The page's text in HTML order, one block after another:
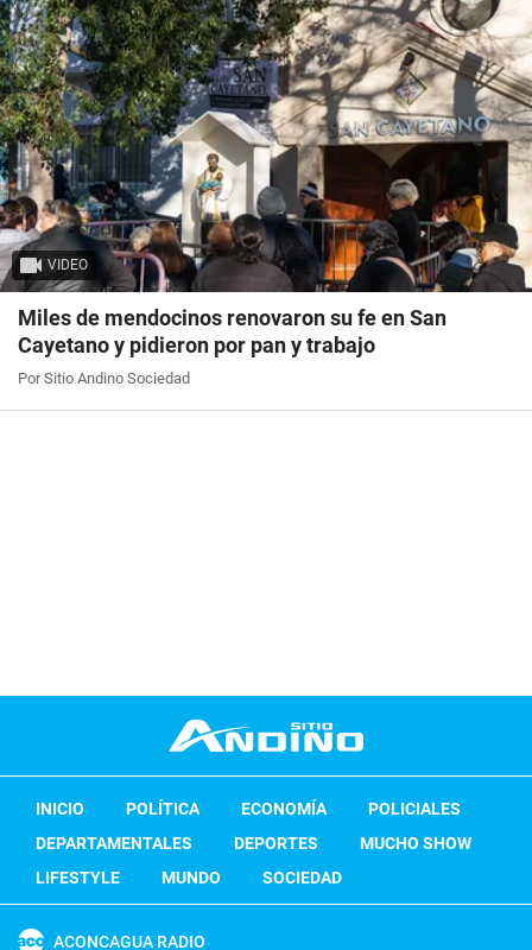
VIDEO
Miles de mendocinos renovaron su fe en San
Cayetano y pidieron por pan y trabajo
Por Sitio Andino Sociedad
INICIO POLÍTICA ECONOMÍA
POLICIALES
DEPARTAMENTALES
DEPORTES
MUCHO SHOW
LIFESTYLE
MUNDO SOCIEDAD
ACONCAGUA RADIO